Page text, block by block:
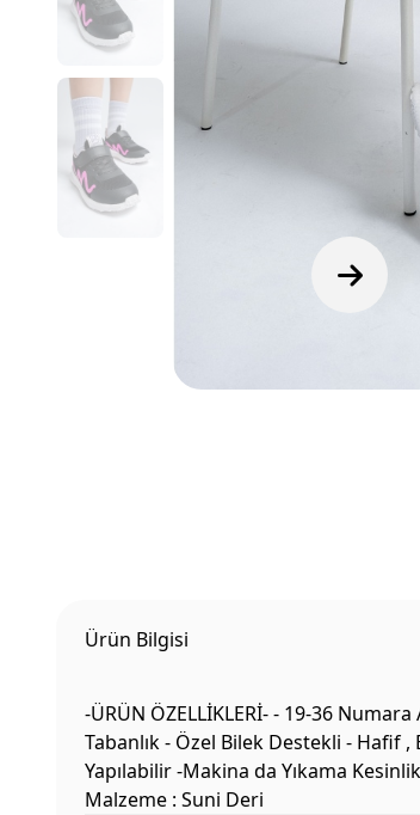
Ürün Bilgisi
-ÜRÜN ÖZELLİKLERİ- - 19-36
Tabanlık - Özel Bilek Destekli - Hafif
Yapılabilir -Makina da Yıkama
Malzeme : Suni Deri